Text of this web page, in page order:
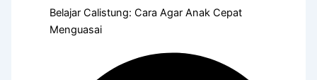
Belajar Calistung: Cara Agar Anak Cepat
Menguasai